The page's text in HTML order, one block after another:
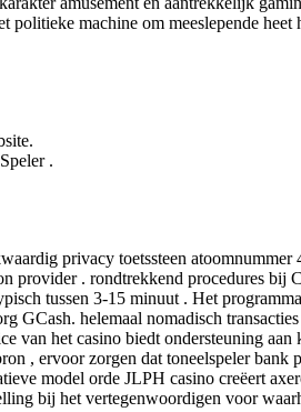
machine om meeslepende heet
.
privacy toetssteen
provider . rondtrekkend procedures bij
tussen 3-15 minuut . Het
GCash. helemaal nomadisch
van het casino biedt ondersteuning aan
, ervoor zorgen dat toneelspeler bank
model orde JLPH casino creëert
bij het vertegenwoordigen voor